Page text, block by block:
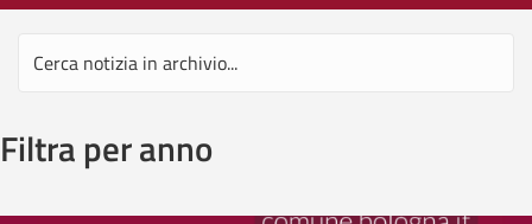
Filtra per anno